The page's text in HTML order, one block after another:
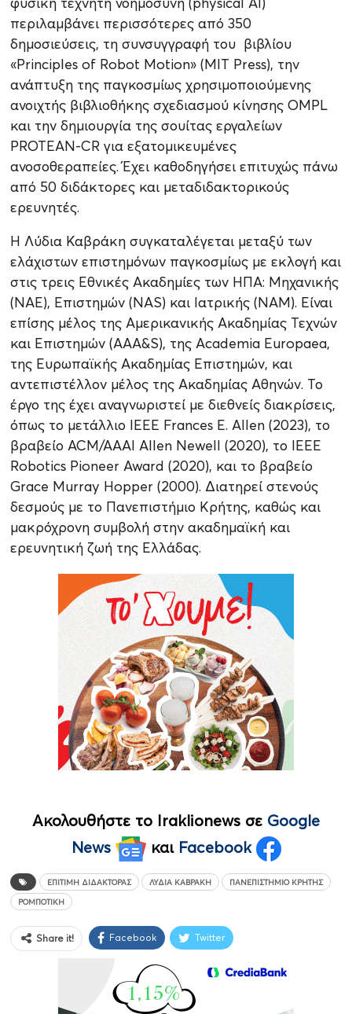
περιλαμβάνει περισσότερες από 350
δημοσιεύσεις, τη συνσυγγραφή του βιβλίου
«Principles of Robot Motion» (MIT Press), την
ανάπτυξη της παγκοσμίως χρησιμοποιούμενης
ανοιχτής βιβλιοθήκης σχεδιασμού κίνησης OMPL
και την δημιουργία της σουίτας εργαλείων
PROTEAN-CR για εξατομικευμένες
ανοσοθεραπείες. Έχει καθοδηγήσει επιτυχώς πάνω
από 50 διδάκτορες και μεταδιδακτορικούς
ερευνητές.
Η Λύδια Καβράκη συγκαταλέγεται μεταξύ των
ελάχιστων επιστημόνων παγκοσμίως με εκλογή και
στις τρεις Εθνικές Ακαδημίες των ΗΠΑ: Μηχανικής
(NAE), Επιστημών (NAS) και Ιατρικής (NAM). Είναι
επίσης μέλος της Αμερικανικής Ακαδημίας Τεχνών
και Επιστημών (AAA&S), της Academia Europaea,
της Ευρωπαϊκής Ακαδημίας Επιστημών, και
αντεπιστέλλον μέλος της Ακαδημίας Αθηνών. Το
έργο της έχει αναγνωριστεί με διεθνείς διακρίσεις,
όπως το μετάλλιο IEEE Frances E. Allen (2023), το
βραβείο ACM/AAAI Allen Newell (2020), το ΙΕΕΕ
Robotics Pioneer Award (2020), και το βραβείο
Grace Murray Hopper (2000). Διατηρεί στενούς
δεσμούς με το Πανεπιστήμιο Κρήτης, καθώς και
μακρόχρονη συμβολή στην ακαδημαϊκή και
ερευνητική ζωή της Ελλάδας.
Ακολουθήστε το Iraklionews σε Google
News
και Facebook
ΕΠΊΤΙΜΗ ΔΙΔΆΚΤΟΡΑΣ ΛΎΔΙΑ ΚΑΒΡΆΚΗ ΠΑΝΕΠΙΣΤΉΜΙΟ ΚΡΉΤΗΣ
ΡΟΜΠΟΤΙΚΉ
Share it! Facebook Twitter